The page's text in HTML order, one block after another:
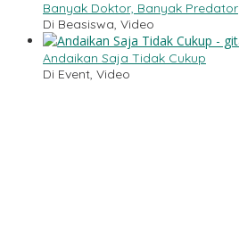
Banyak Doktor, Banyak Predator
Di Beasiswa, Video
Andaikan Saja Tidak Cukup
Di Event, Video